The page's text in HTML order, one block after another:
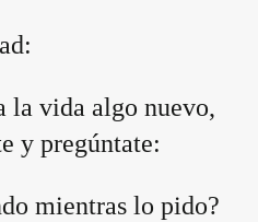
la vida algo nuevo,
y pregúntate:
mientras lo pido?